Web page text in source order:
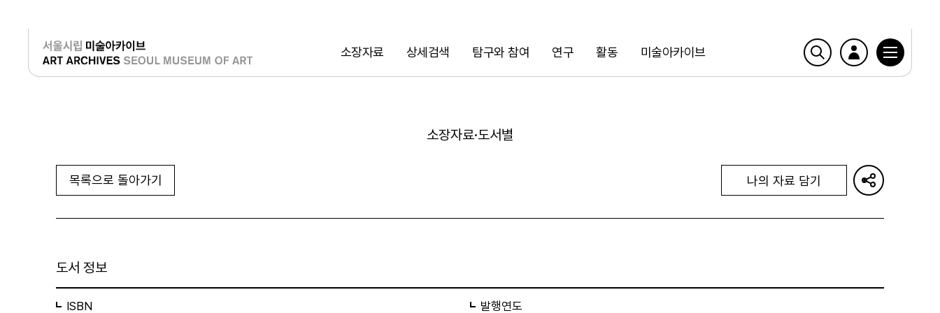
소장자료 상세검색 탐구와 참여 연구 활동 미술아카이브
검색
로그인
소장자료·도서별
목록으로 돌아가기 나의 자료 담기
도서 정보
ISBN 발행연도